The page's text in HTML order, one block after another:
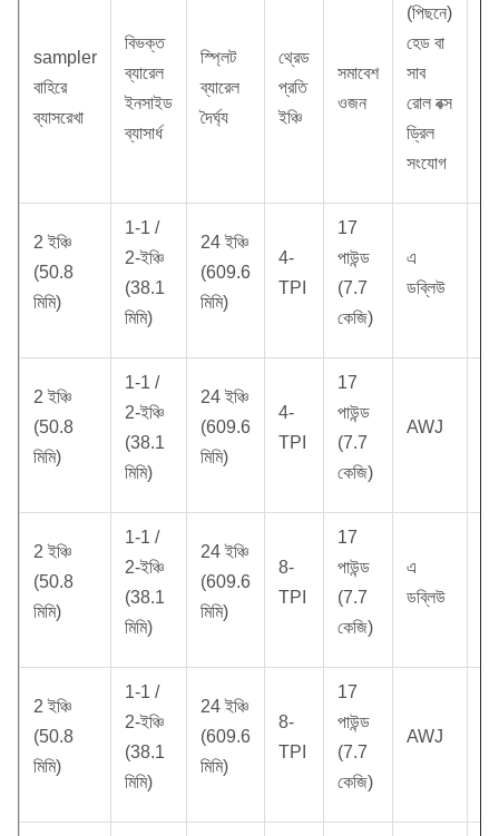
sampler
বাহিরে
ব্যাসরেখা
বিভক্ত
ব্যারেল
ইনসাইড
ব্যাসার্ধ
স্প্লিট
ব্যারেল
দৈর্ঘ্য
থ্রেড
প্রতি
ইঞ্চি
সমাবেশ
ওজন
(পিছনে)
হেড বা
সাব
রোল বক্স
ড্রিল
সংযোগ
2 ইঞ্চি
(50.8
মিমি)
1-1 /
2-ইঞ্চি
(38.1
মিমি)
24 ইঞ্চি
(609.6
মিমি)
4-
TPI
17
পাউন্ড
(7.7
কেজি)
এ
ডব্লিউ
2 ইঞ্চি
(50.8
মিমি)
1-1 /
2-ইঞ্চি
(38.1
মিমি)
24 ইঞ্চি
(609.6
মিমি)
4-
TPI
17
পাউন্ড
(7.7
কেজি)
AWJ
2 ইঞ্চি
(50.8
মিমি)
1-1 /
2-ইঞ্চি
(38.1
মিমি)
24 ইঞ্চি
(609.6
মিমি)
8-
TPI
17
পাউন্ড
(7.7
কেজি)
এ
ডব্লিউ
2 ইঞ্চি
(50.8
মিমি)
1-1 /
2-ইঞ্চি
(38.1
মিমি)
24 ইঞ্চি
(609.6
মিমি)
8-
TPI
17
পাউন্ড
(7.7
কেজি)
AWJ